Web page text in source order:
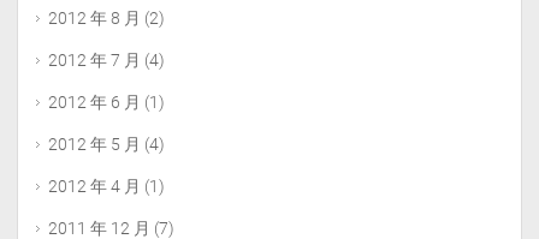
2012 年 8 月 (2)
2012 年 7 月 (4)
2012 年 6 月 (1)
2012 年 5 月 (4)
2012 年 4 月 (1)
2011 年 12 月 (7)